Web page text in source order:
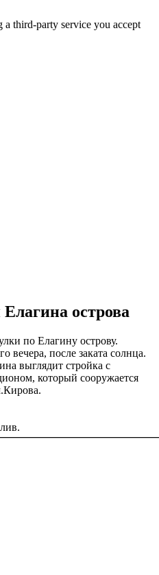
third-party service you accept
острова
по Елагину острову.
вечера, после заката солнца.
выглядит стройка с
который сооружается